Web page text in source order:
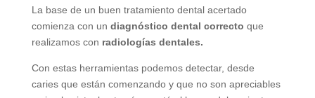
La base de un buen tratamiento dental acertado
comienza con un diagnóstico dental correcto que
realizamos con radiologías dentales.
Con estas herramientas podemos detectar, desde
caries que están comenzando y que no son apreciables